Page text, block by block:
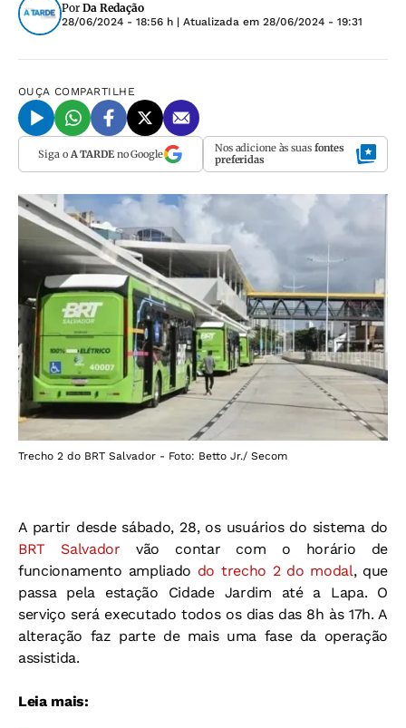
Por Da Redação
28/06/2024 - 18:56 h | Atualizada em 28/06/2024 - 19:31
OUÇA COMPARTILHE
Siga o A TARDEno Google Nos adicione às suas fontes
preferidas
Trecho 2 do BRT Salvador - Foto: Betto Jr./ Secom
A partir desde sábado, 28, os usuários do sistema do
BRT Salvador vão contar com o horário de
funcionamento ampliado do trecho 2 do modal, que
passa pela estação Cidade Jardim até a Lapa. O
serviço será executado todos os dias das 8h às 17h. A
alteração faz parte de mais uma fase da operação
assistida.
Leia mais: